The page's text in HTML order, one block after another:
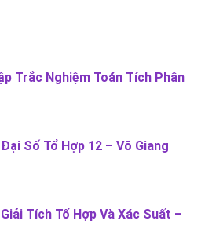
Trắc Nghiệm Toán Tích Phân
Số Tổ Hợp 12 – Võ Giang
Tích Tổ Hợp Và Xác Suất –